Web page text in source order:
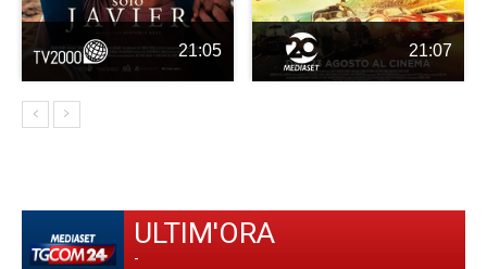
21:05 21:07
ULTIM'ORA
-